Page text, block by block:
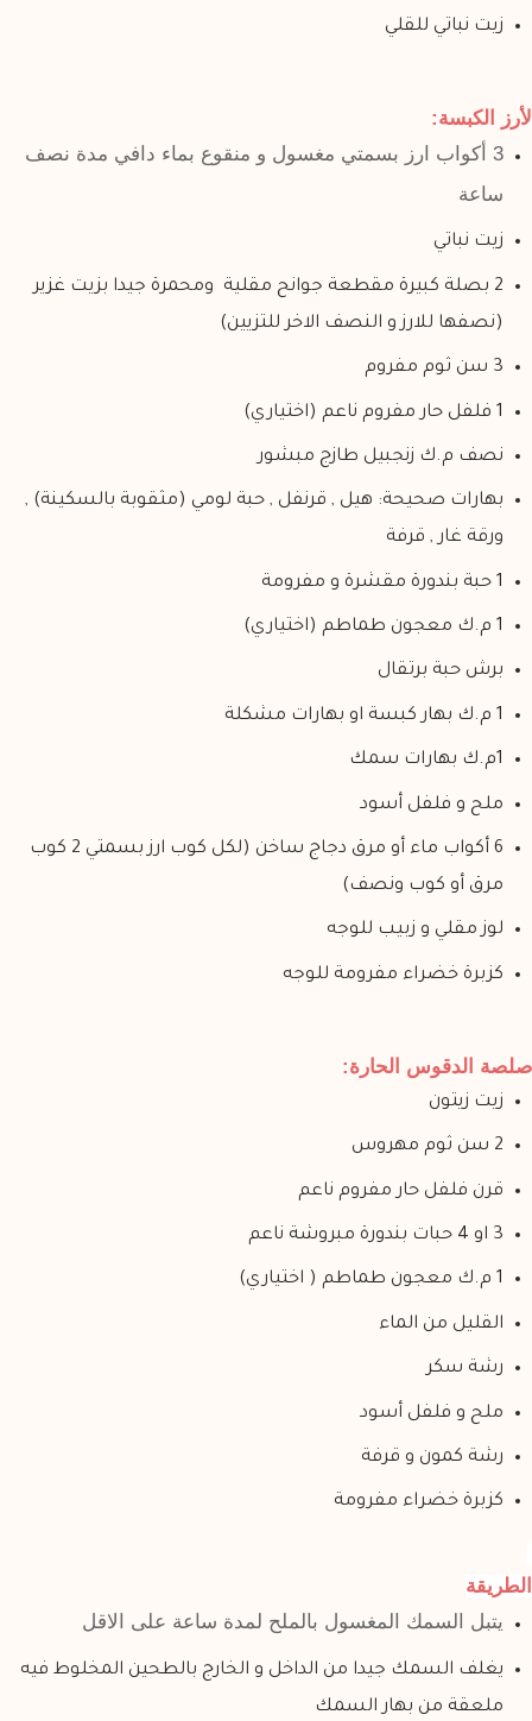
زيت نباتي للقلي
لأرز الكبسة:
3 أكواب ارز بسمتي مغسول و منقوع بماء دافي مدة نصف
ساعة
زيت نباتي
2 بصلة كبيرة مقطعة جوانح مقلية ومحمرة جيدا بزيت غزير
(نصفها للارز و النصف الاخر للتزيين)
3 سن ثوم مفروم
1 فلفل حار مفروم ناعم (اختياري)
نصف م.ك زنجبيل طازج مبشور
بهارات صحيحة: هيل , قرنفل , حبة لومي (مثقوبة بالسكينة) ,
ورقة غار , قرفة
1 حبة بندورة مقشرة و مفرومة
1 م.ك معجون طماطم (اختياري)
برش حبة برتقال
1 م.ك بهار كبسة او بهارات مشكلة
1م.ك بهارات سمك
ملح و فلفل أسود
6 أكواب ماء أو مرق دجاج ساخن (لكل كوب ارز بسمتي 2 كوب
مرق أو كوب ونصف)
لوز مقلي و زبيب للوجه
كزبرة خضراء مفرومة للوجه
صلصة الدقوس الحارة:
زيت زيتون
2 سن ثوم مهروس
قرن فلفل حار مفروم ناعم
3 او 4 حبات بندورة مبروشة ناعم
1 م.ك معجون طماطم ( اختياري)
القليل من الماء
رشة سكر
ملح و فلفل أسود
رشة كمون و قرفة
كزبرة خضراء مفرومة
الطريقة
يتبل السمك المغسول بالملح لمدة ساعة على الاقل
يغلف السمك جيدا من الداخل و الخارج بالطحين المخلوط فيه
ملعقة من بهار السمك